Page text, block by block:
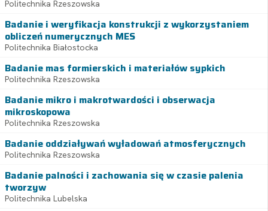
Politechnika Rzeszowska
Badanie i weryfikacja konstrukcji z wykorzystaniem
obliczeń numerycznych MES
Politechnika Białostocka
Badanie mas formierskich i materiałów sypkich
Politechnika Rzeszowska
Badanie mikro i makrotwardości i obserwacja
mikroskopowa
Politechnika Rzeszowska
Badanie oddziaływań wyładowań atmosferycznych
Politechnika Rzeszowska
Badanie palności i zachowania się w czasie palenia
tworzyw
Politechnika Lubelska